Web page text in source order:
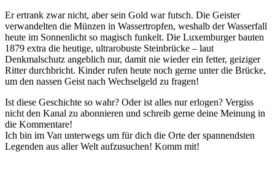
Er ertrank zwar nicht, aber sein Gold war futsch. Die Geister
verwandelten die Münzen in Wassertropfen, weshalb der Wasserfall
heute im Sonnenlicht so magisch funkelt. Die Luxemburger bauten
1879 extra die heutige, ultrarobuste Steinbrücke – laut
Denkmalschutz angeblich nur, damit nie wieder ein fetter, geiziger
Ritter durchbricht. Kinder rufen heute noch gerne unter die Brücke,
um den nassen Geist nach Wechselgeld zu fragen!
Ist diese Geschichte so wahr? Oder ist alles nur erlogen? Vergiss
nicht den Kanal zu abonnieren und schreib gerne deine Meinung in
die Kommentare!
Ich bin im Van unterwegs um für dich die Orte der spannendsten
Legenden aus aller Welt aufzusuchen! Komm mit!